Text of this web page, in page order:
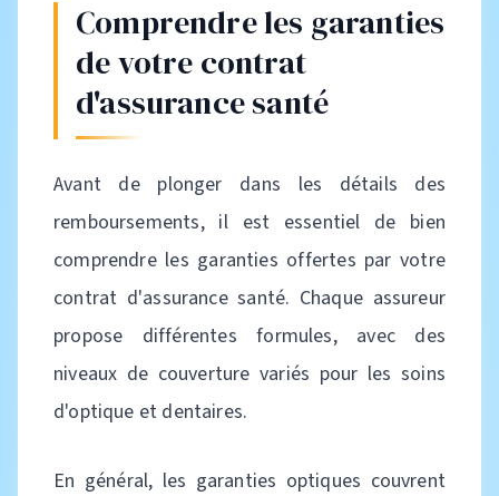
Comprendre les garanties
de votre contrat
d'assurance santé
Avant de plonger dans les détails des
remboursements, il est essentiel de bien
comprendre les garanties offertes par votre
contrat d'assurance santé. Chaque assureur
propose différentes formules, avec des
niveaux de couverture variés pour les soins
d'optique et dentaires.
En général, les garanties optiques couvrent